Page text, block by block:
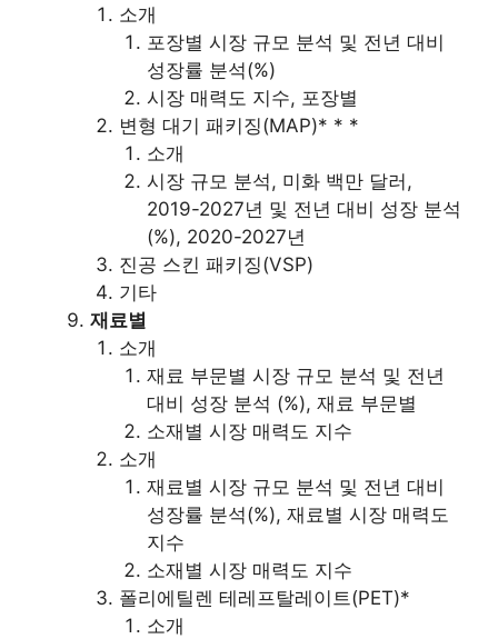
소개
포장별 시장 규모 분석 및 전년 대비
성장률 분석(%)
시장 매력도 지수, 포장별
변형 대기 패키징(MAP)* * *
소개
시장 규모 분석, 미화 백만 달러,
2019-2027년 및 전년 대비 성장 분석
(%), 2020-2027년
진공 스킨 패키징(VSP)
기타
재료별
소개
재료 부문별 시장 규모 분석 및 전년
대비 성장 분석 (%), 재료 부문별
소재별 시장 매력도 지수
소개
재료별 시장 규모 분석 및 전년 대비
성장률 분석(%), 재료별 시장 매력도
지수
소재별 시장 매력도 지수
폴리에틸렌 테레프탈레이트(PET)*
소개